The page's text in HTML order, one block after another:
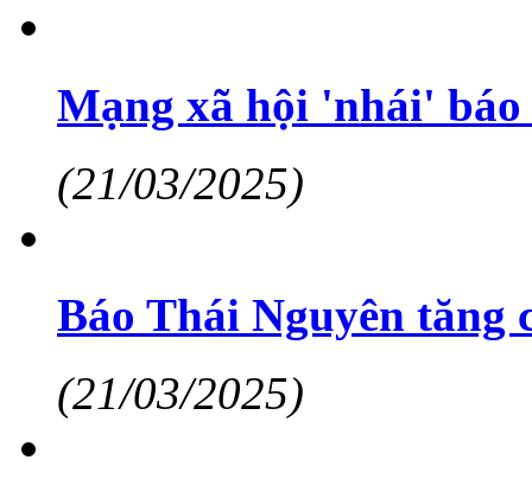
Mạng xã hội 'nhái'
(21/03/2025)
Báo Thái Nguyên tăng
(21/03/2025)